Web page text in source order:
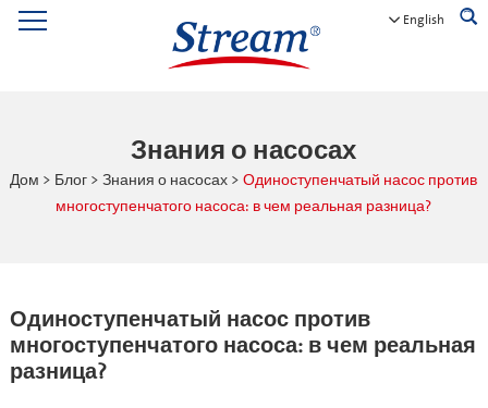
English
Знания о насосах
Дом > Блог > Знания о насосах > Одиноступенчатый насос против
многоступенчатого насоса: в чем реальная разница?
Одиноступенчатый насос против
многоступенчатого насоса: в чем реальная
разница?